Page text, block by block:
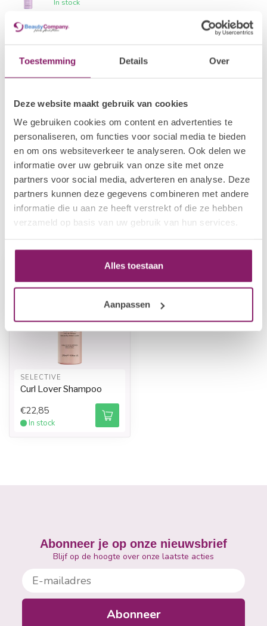
Toestemming Details Over
Deze website maakt gebruik van cookies
We gebruiken cookies om content en advertenties te
personaliseren, om functies voor social media te bieden
en om ons websiteverkeer te analyseren. Ook delen we
informatie over uw gebruik van onze site met onze
partners voor social media, adverteren en analyse. Deze
partners kunnen deze gegevens combineren met andere
informatie die u aan ze heeft verstrekt of die ze hebben
verzameld op basis van uw gebruik van hun services.
Alles toestaan
Aanpassen
In stock
Vani-T Gloss Hair Growth
Shampoo
Out of stock
SELECTIVE
Repair Shampoo
In stock
€19,05
€15,24
SELECTIVE
Curl Lover Shampoo
€22,85
In stock
Abonneer je op onze nieuwsbrief
Blijf op de hoogte over onze laatste acties
E-mailadres
Abonneer